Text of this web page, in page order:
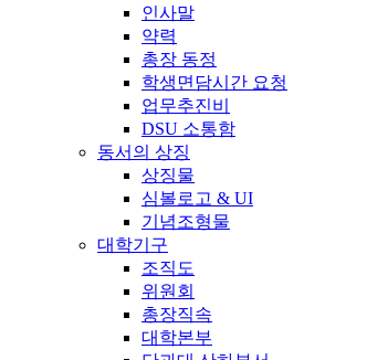
인사말
약력
총장 동정
학생면담시간 요청
업무추진비
DSU 소통함
동서의 상징
상징물
심볼로고 & UI
기념조형물
대학기구
조직도
위원회
총장직속
대학본부